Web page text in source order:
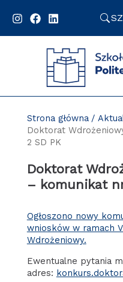
Strona główna
Doktorat
2 SD PK
Doktorat
– komunikat
Ogłoszono nowy
wniosków w ramach
Wdrożeniowy.
Ewentualne pytania
adres: